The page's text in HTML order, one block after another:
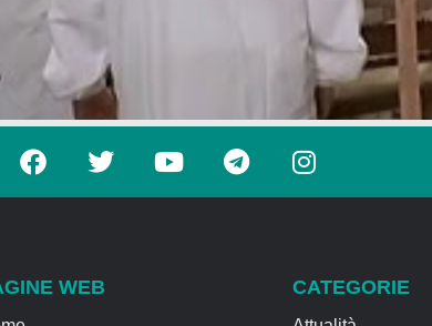
WEB CATEGORIE